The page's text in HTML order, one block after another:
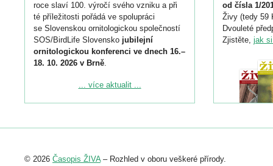
roce slaví 100. výročí svého vzniku a při
té příležitosti pořádá ve spolupráci
se Slovenskou ornitologickou společností
SOS/BirdLife Slovensko jubilejní
ornitologickou konferenci ve dnech 16.–
18. 10. 2026 v Brně.
Podrobnější informace ke konferenci
Registrovat se můžete do 6. září.
abstraktu přihlášené přednášky nebo
... více aktualit ...
od čísla 1/
Živy (tedy 59
Dvouleté
Zjistěte, jak
© 2026 Časopis ŽIVA– Rozhled v oboru veškeré přírody.